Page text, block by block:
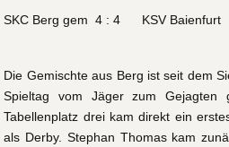
SKC Berg gem 4 : 4 KSV Baienfurt
Die Gemischte aus Berg ist seit dem
Spieltag vom Jäger zum Gejagten
Tabellenplatz drei kam direkt ein
als Derby. Stephan Thomas kam